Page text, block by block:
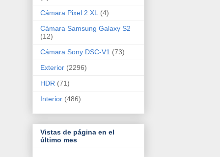
Cámara Pixel 2 XL
(4)
Cámara Samsung Galaxy S2
(12)
Cámara Sony DSC-V1 (73)
Exterior (2296)
HDR (71)
Interior (486)
Vistas de página en el
último mes